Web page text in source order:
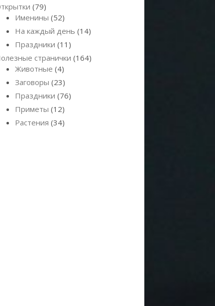
(79)
Именины (52)
На каждый день (14)
Праздники (11)
странички (164)
Животные (4)
Заговоры (23)
Праздники (76)
Приметы (12)
Растения (34)